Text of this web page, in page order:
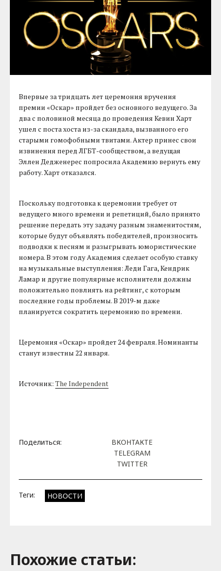
Впервые за тридцать лет церемония вручения
премии «Оскар» пройдет без основного ведущего. За
два с половиной месяца до проведения Кевин Харт
ушел с поста хоста из-за скандала, вызванного его
старыми гомофобными твитами. Актер принес свои
извинения перед ЛГБТ-сообществом, а ведущая
Эллен Дедженерес попросила Академию вернуть ему
работу. Харт отказался.
Поскольку подготовка к церемонии требует от
ведущего много времени и репетиций, было принято
решение передать эту задачу разным знаменитостям,
которые будут объявлять победителей, произносить
подводки к песням и разыгрывать юмористические
номера. В этом году Академия сделает особую ставку
на музыкальные выступления: Леди Гага, Кендрик
Ламар и другие популярные исполнители должны
положительно повлиять на рейтинг, с которым
последние годы проблемы. В 2019-м даже
планируется сократить церемонию по времени.
Церемония «Оскар» пройдет 24 февраля. Номинанты
станут известны 22 января.
Источник:The Independent
Поделиться:
ВКОНТАКТЕ
TELEGRAM
TWITTER
Теги: НОВОСТИ
Похожие cтатьи: